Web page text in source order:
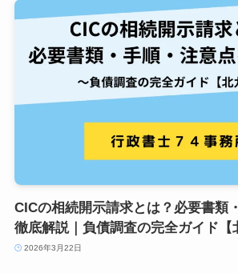
CICの相続開示請求とは？必要書類
徹底解説｜負債調査の完全ガイド【
2026年3月22日